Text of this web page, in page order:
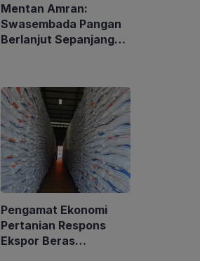
Mentan Amran:
Swasembada Pangan
Berlanjut Sepanjang
Pengamat Ekonomi
Pertanian Respons
Ekspor Beras